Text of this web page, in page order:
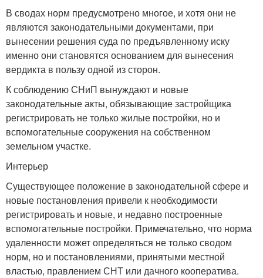
В сводах норм предусмотрено многое, и хотя они не
являются законодательными документами, при
вынесении решения суда по предъявленному иску
именно они становятся основанием для вынесения
вердикта в пользу одной из сторон.
К соблюдению СНиП вынуждают и новые
законодательные акты, обязывающие застройщика
регистрировать не только жилые постройки, но и
вспомогательные сооружения на собственном
земельном участке.
Интерьер
Существующее положение в законодательной сфере и
новые постановления привели к необходимости
регистрировать и новые, и недавно построенные
вспомогательные постройки. Примечательно, что норма
удаленности может определяться не только сводом
норм, но и постановлениями, принятыми местной
властью, правлением СНТ или дачного кооператива.